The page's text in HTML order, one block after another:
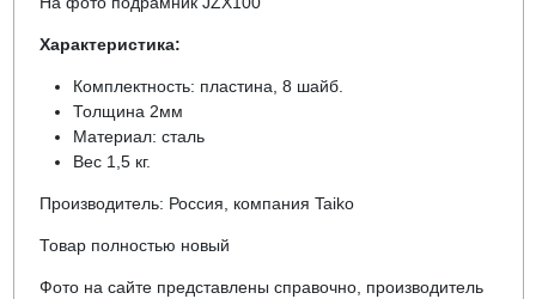
Характеристика:
Комплектность: пластина, 8 шайб.
Толщина 2мм
Материал: сталь
Вес 1,5 кг.
Производитель: Россия, компания Taiko
Товар полностью новый
Фото на сайте представлены справочно, производитель